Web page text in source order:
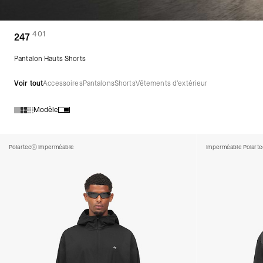
247(401des produits)
Pantalon Hauts Shorts
Voir toutAccessoiresPantalonsShortsVêtements d'extérieur
Modèle
Polartec® Imperméable Imperméable